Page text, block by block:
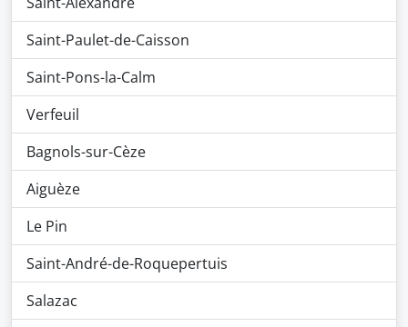
Saint-Paulet-de-Caisson
Saint-Pons-la-Calm
Verfeuil
Bagnols-sur-Cèze
Aiguèze
Le Pin
Saint-André-de-Roquepertuis
Salazac